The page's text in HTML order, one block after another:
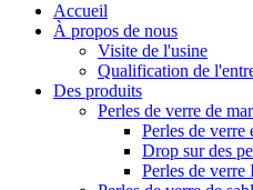
Accueil
À propos de nous
Visite de l'usine
Qualification de
Des produits
Perles de verre de
Perles de verre
Drop sur des
Perles de verre